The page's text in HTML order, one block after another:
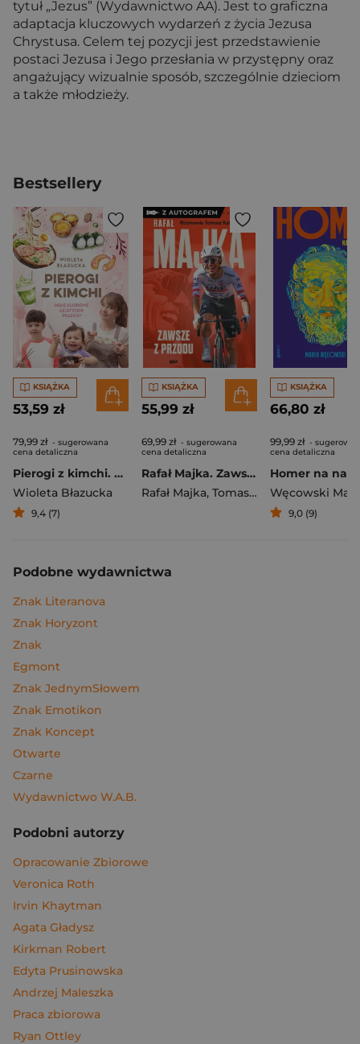
tytuł „Jezus” (Wydawnictwo AA). Jest to graficzna
adaptacja kluczowych wydarzeń z życia Jezusa
Chrystusa. Celem tej pozycji jest przedstawienie
postaci Jezusa i Jego przesłania w przystępny oraz
angażujący wizualnie sposób, szczególnie dzieciom
a także młodzieży.
Bestsellery
KSIĄŻKA
53,59 zł
79,99 zł - sugerowana
cena detaliczna
Pierogi z kimchi. Moje ulubione azjatyckie przepisy
Wioleta Błazucka
9,4 (7)
KSIĄŻKA
55,99 zł
69,99 zł - sugerowana
cena detaliczna
Rafał Majka. Zawsze z przodu. Rozmawia Tomasz Kalemba - książka z autografem
Rafał Majka, Tomasz Kalemba
KSIĄŻKA
66,80 zł
99,99 zł -
cena detaliczna
Węcowski
9,0 (9)
Podobne wydawnictwa
Znak Literanova
Znak Horyzont
Znak
Egmont
Znak JednymSłowem
Znak Emotikon
Znak Koncept
Otwarte
Czarne
Wydawnictwo W.A.B.
Podobni autorzy
Opracowanie Zbiorowe
Veronica Roth
Irvin Khaytman
Agata Gładysz
Kirkman Robert
Edyta Prusinowska
Andrzej Maleszka
Praca zbiorowa
Ryan Ottley